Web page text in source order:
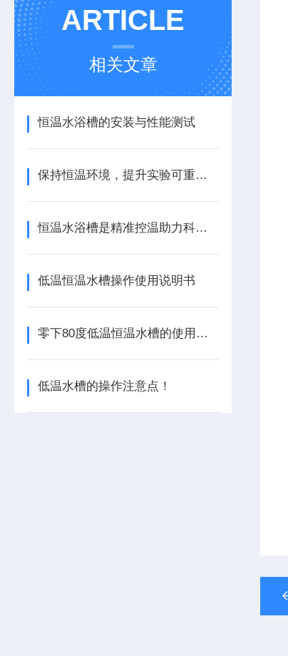
ARTICLE
相关文章
恒温水浴槽的安装与性能测试
保持恒温环境，提升实验可重复性——恒温水浴槽的重要性
恒温水浴槽是精准控温助力科学实验的好助手
低温恒温水槽操作使用说明书
零下80度低温恒温水槽的使用前注意事项
低温水槽的操作注意点！